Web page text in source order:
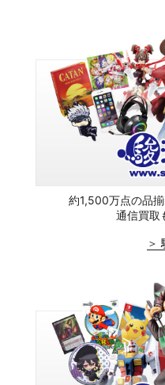
約1,500万点の品
通信買取
＞